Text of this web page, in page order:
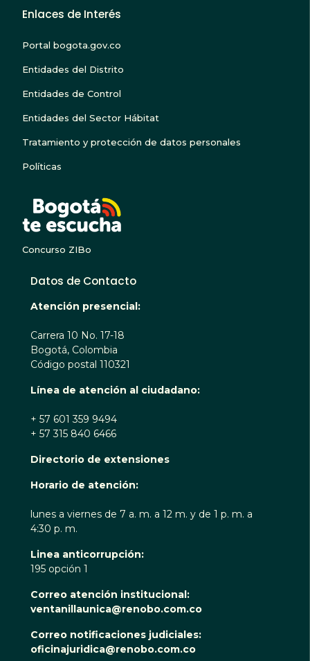
Enlaces de Interés
Portal bogota.gov.co
Entidades del Distrito
Entidades de Control
Entidades del Sector Hábitat
Tratamiento y protección de datos personales
Políticas
Concurso ZIBo
Datos de Contacto
Atención presencial:
Carrera 10 No. 17-18
Bogotá, Colombia
Código postal 110321
Línea de atención al ciudadano:
+ 57 601 359 9494
+ 57 315 840 6466
Directorio de extensiones
Horario de atención:
lunes a viernes de 7 a. m. a 12 m. y de 1 p. m. a
4:30 p. m.
Linea anticorrupción:
195 opción 1
Correo atención institucional:
ventanillaunica@renobo.com.co
Correo notificaciones judiciales:
oficinajuridica@renobo.com.co